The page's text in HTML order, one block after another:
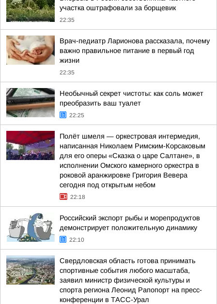
участка оштрафовали за борщевик
22:35
Врач-педиатр Ларионова рассказала, почему
важно правильное питание в первый год
жизни
22:35
Необычный секрет чистоты: как соль может
преобразить ваш туалет
22:25
Полёт шмеля — оркестровая интермедия,
написанная Николаем Римским-Корсаковым
для его оперы «Сказка о царе Салтане», в
исполнении Омского камерного оркестра в
роковой аранжировке Григория Вевера
сегодня под открытым небом
22:18
Российский экспорт рыбы и морепродуктов
демонстрирует положительную динамику
22:10
Свердловская область готова принимать
спортивные события любого масштаба,
заявил министр физической культуры и
спорта региона Леонид Рапопорт на пресс-
конференции в ТАСС-Урал